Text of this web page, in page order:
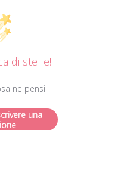
di stelle!
ne pensi
una